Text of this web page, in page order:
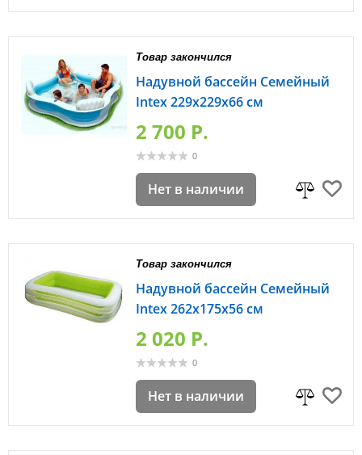
Товар закончился
Надувной бассейн Семейный
Intex 229х229х66 см
2 700 P.
0
Нет в наличии
Товар закончился
Надувной бассейн Семейный
Intex 262х175х56 см
2 020 P.
0
Нет в наличии